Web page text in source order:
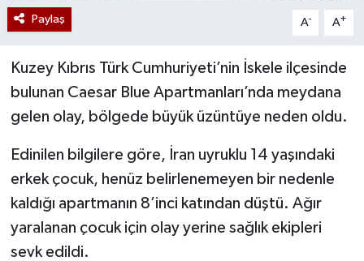
Paylaş A- A+
Kuzey Kıbrıs Türk Cumhuriyeti’nin İskele ilçesinde
bulunan Caesar Blue Apartmanları’nda meydana
gelen olay, bölgede büyük üzüntüye neden oldu.
Edinilen bilgilere göre, İran uyruklu 14 yaşındaki
erkek çocuk, henüz belirlenemeyen bir nedenle
kaldığı apartmanın 8’inci katından düştü. Ağır
yaralanan çocuk için olay yerine sağlık ekipleri
sevk edildi.